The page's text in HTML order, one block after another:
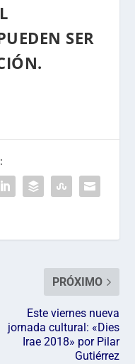
SER
PRÓXIMO
Este viernes nueva
jornada cultural: «Dies
Irae 2018» por Pilar
Gutiérrez